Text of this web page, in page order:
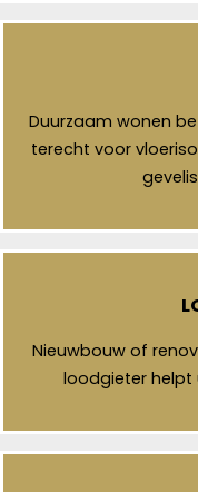
Duurzaam wonen
terecht voor
Nieuwbouw of
loodgieter helpt